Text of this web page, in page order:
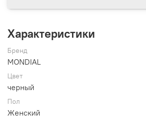
Характеристики
Бренд
MONDIAL
Цвет
черный
Пол
Женский